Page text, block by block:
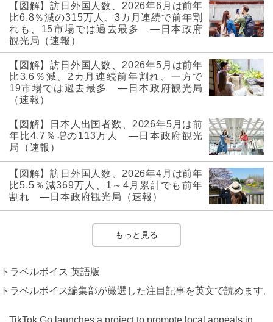
【図解】訪日外国人数、2026年6月は前年
比6.8％減の315万人、3カ月連続で前年割
れも、15市場では過去最多 ―日本政府
観光局（速報）
【図解】訪日外国人数、2026年5月は前年
比3.6％減、2カ月連続前年割れ、一方で
19市場では過去最多 ―日本政府観光局
（速報）
【図解】日本人出国者数、2026年5月は前
年比4.7％増の113万人 ―日本政府観光
局（速報）
【図解】訪日外国人数、2026年4月は前年
比5.5％減369万人、1～4月累計でも前年
割れ ―日本政府観光局（速報）
もっと見る
トラベルボイス 英語版
トラベルボイス編集部が厳選した注目記事を英文で読めます。